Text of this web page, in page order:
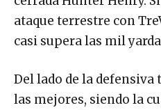
ataque terrestre con
casi supera las mil
Del lado de la defensiva
las mejores, siendo la